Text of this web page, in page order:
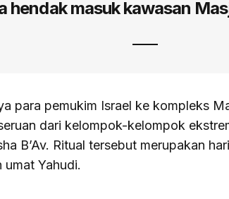
hendak masuk kawasan
para pemukim Israel ke kompleks
dari kelompok-kelompok
B’Av. Ritual tersebut merupakan
Yahudi.